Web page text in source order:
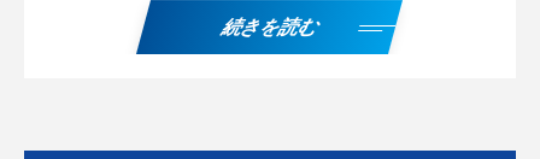
続きを読む